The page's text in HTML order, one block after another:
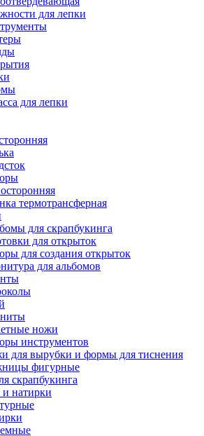
для лепки
для лепки
термотрансферная
для скрапбукинга
для открыток
для создания открыток
для альбомов
ножи
инструментов
для вырубки и формы для тиснения
фигурные
скрапбукинга
натирки